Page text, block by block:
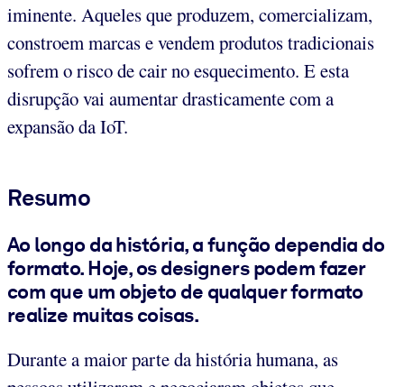
iminente. Aqueles que produzem, comercializam,
constroem marcas e vendem produtos tradicionais
sofrem o risco de cair no esquecimento. E esta
disrupção vai aumentar drasticamente com a
expansão da IoT.
Resumo
Ao longo da história, a função dependia do
formato. Hoje, os designers podem fazer
com que um objeto de qualquer formato
realize muitas coisas.
Durante a maior parte da história humana, as